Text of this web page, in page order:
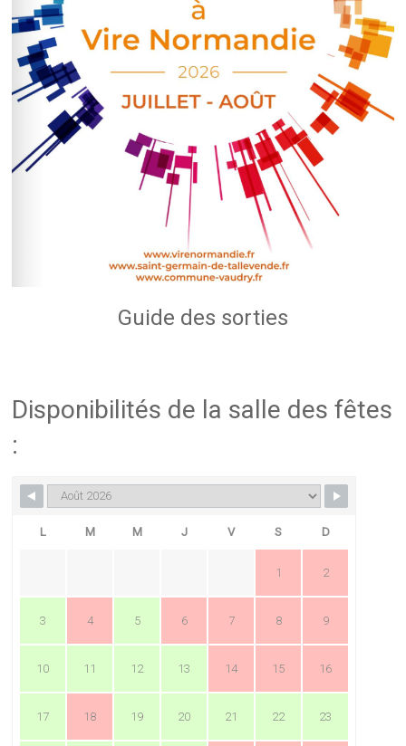
Guide des sorties
Disponibilités de la salle des fêtes
:
L M M J V S D
1 2
3 4 5 6 7 8 9
10 11 12 13 14 15 16
17 18 19 20 21 22 23